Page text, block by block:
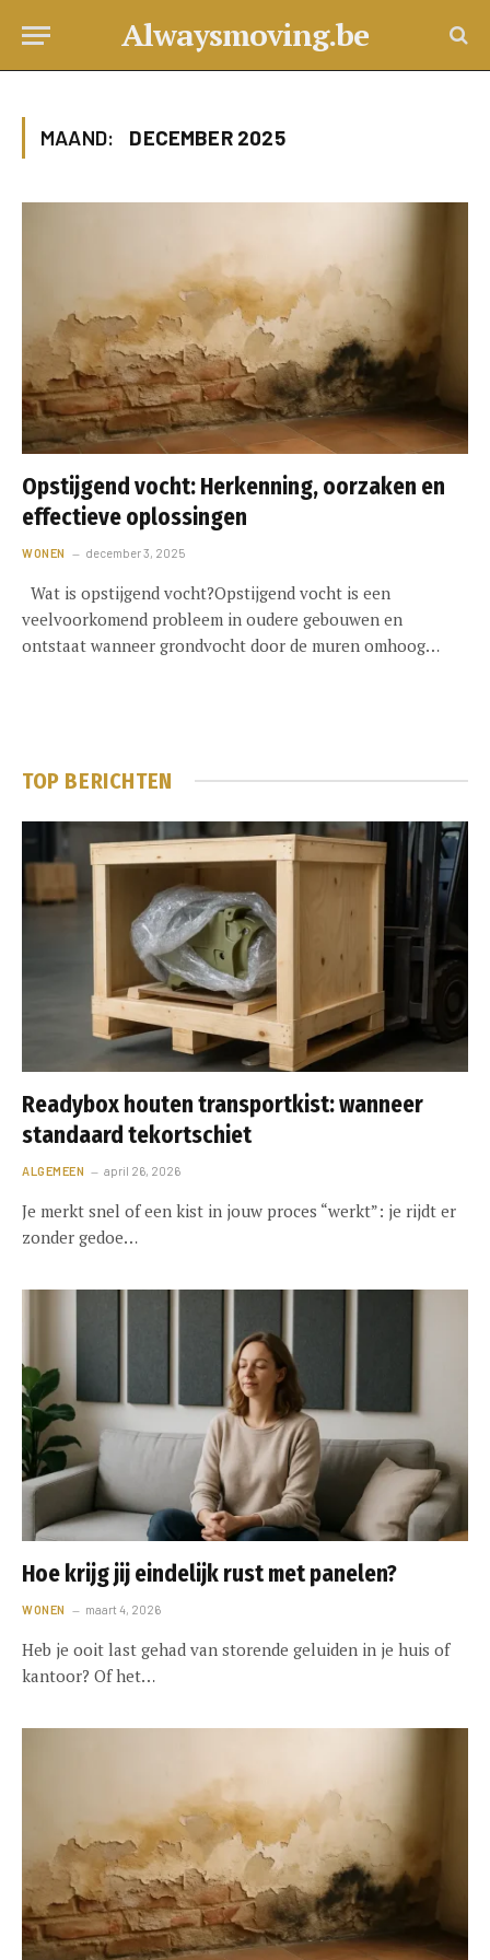
Alwaysmoving.be
MAAND: DECEMBER 2025
Opstijgend vocht: Herkenning, oorzaken en
effectieve oplossingen
WONEN december 3, 2025
Wat is opstijgend vocht?Opstijgend vocht is een
veelvoorkomend probleem in oudere gebouwen en
ontstaat wanneer grondvocht door de muren omhoog…
TOP BERICHTEN
Readybox houten transportkist: wanneer
standaard tekortschiet
ALGEMEEN april 26, 2026
Je merkt snel of een kist in jouw proces “werkt”: je rijdt er
zonder gedoe…
Hoe krijg jij eindelijk rust met panelen?
WONEN maart 4, 2026
Heb je ooit last gehad van storende geluiden in je huis of
kantoor? Of het…